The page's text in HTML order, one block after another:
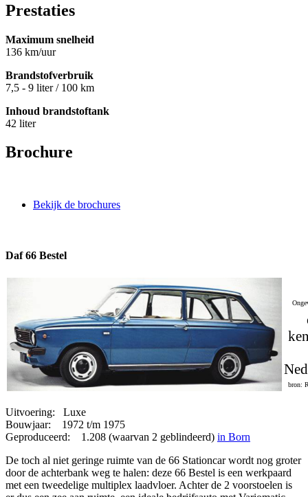
Prestaties
Maximum snelheid
136 km/uur
Brandstofverbruik
7,5 - 9 liter / 100 km
Inhoud brandstoftank
42 liter
Brochure
Bekijk de brochures
Daf 66 Bestel
bron:
Uitvoering: Luxe
Bouwjaar: 1972 t/m 1975
Geproduceerd: 1.208 (waarvan 2 geblindeerd) in Born
De toch al niet geringe ruimte van de 66 Stationcar wordt nog groter
door de achterbank weg te halen: deze 66 Bestel is een werkpaard
met een tweedelige multiplex laadvloer. Achter de 2 voorstoelen is